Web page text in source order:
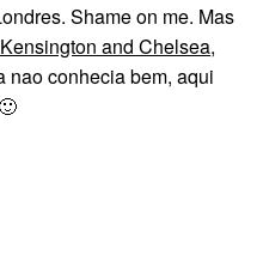
Shame on me. Mas
and Chelsea,
nao conhecia bem, aqui